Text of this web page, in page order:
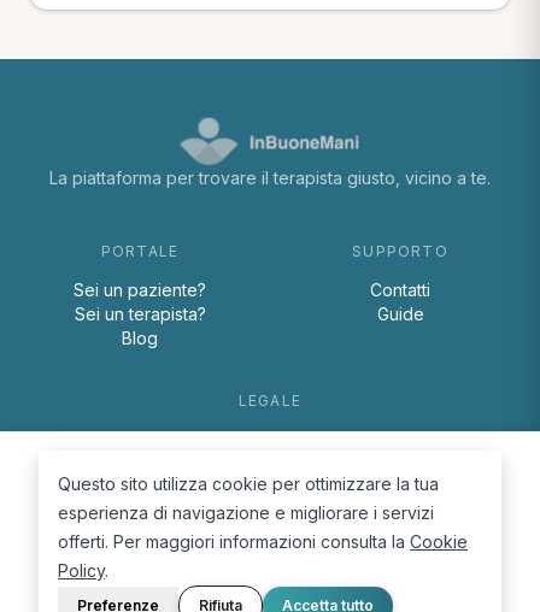
La piattaforma per trovare il terapista giusto, vicino a te.
PORTALE
Sei un paziente?
Sei un terapista?
Blog
SUPPORTO
Contatti
Guide
LEGALE
Cookie Policy
Questo sito utilizza cookie per ottimizzare la tua
esperienza di navigazione e migliorare i servizi
offerti. Per maggiori informazioni consulta la Cookie
Policy.
Preferenze Rifiuta Accetta tutto